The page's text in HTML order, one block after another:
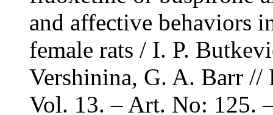
and affective behaviors
female rats / I. P.
Vershinina, G. A. Barr //
Vol. 13. – Art. No: 125.